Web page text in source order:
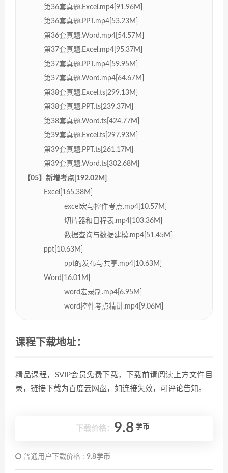
第36套真题.Excel.mp4[91.96M]
第36套真题.PPT.mp4[53.23M]
第36套真题.Word.mp4[54.57M]
第37套真题.Excel.mp4[95.37M]
第37套真题.PPT.mp4[59.95M]
第37套真题.Word.mp4[64.67M]
第38套真题.Excel.ts[299.13M]
第38套真题.PPT.ts[239.37M]
第38套真题.Word.ts[424.77M]
第39套真题.Excel.ts[297.93M]
第39套真题.PPT.ts[261.17M]
第39套真题.Word.ts[302.68M]
【05】新增考点[192.02M]
Excel[165.38M]
excel宏与控件考点.mp4[10.57M]
切片器和日程表.mp4[103.36M]
数据查询与数据建模.mp4[51.45M]
ppt[10.63M]
ppt的发布与共享.mp4[10.63M]
Word[16.01M]
word宏录制.mp4[6.95M]
word控件考点精讲.mp4[9.06M]
课程下载地址：
精品课程，SVIP会员免费下载，下载前请阅读上方文件目
录，链接下载为百度云网盘，如连接失效，可评论告知。
下载价格： 9.8 学币
普通用户下载价格 : 9.8学币